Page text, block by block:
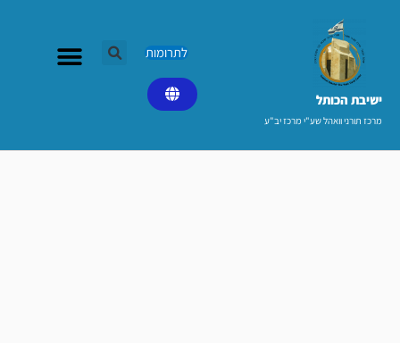
ישיבת הכותל​
מרכז תורני וואהל שע"י מרכז יב"ע
לתרומות